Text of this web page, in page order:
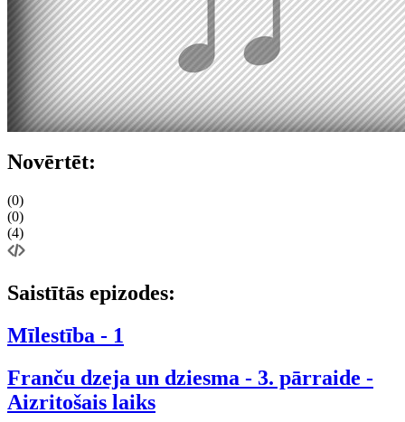
Novērtēt:
(0)
(0)
(4)
Saistītās epizodes:
Mīlestība - 1
Franču dzeja un dziesma - 3. pārraide -
Aizritošais laiks